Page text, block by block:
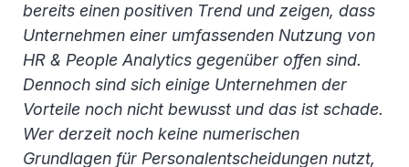
bereits einen positiven Trend und zeigen, dass
Unternehmen einer umfassenden Nutzung von
HR & People Analytics gegenüber offen sind.
Dennoch sind sich einige Unternehmen der
Vorteile noch nicht bewusst und das ist schade.
Wer derzeit noch keine numerischen
Grundlagen für Personalentscheidungen nutzt,